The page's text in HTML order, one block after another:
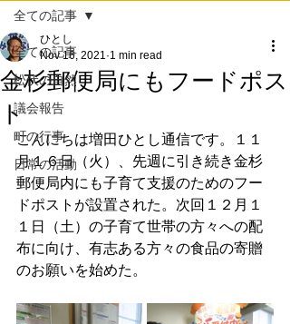
全ての記事
松伏の自然
議会報告
町の行事
日常の活動
全ての記事
金杉郵便局にもフードポス
ト
ひとし
Nov 16, 2021 1 min read
こんにちは増田ひとし通信です。１１
月１６日（火）、先週に引き続き金杉
郵便局内にも子育て支援のためのフー
ドポストが設置された。次回１２月１
１日（土）の子育て世帯の方々への配
布に向け、有志ある方々の食品の寄贈
のお願いを始めた。